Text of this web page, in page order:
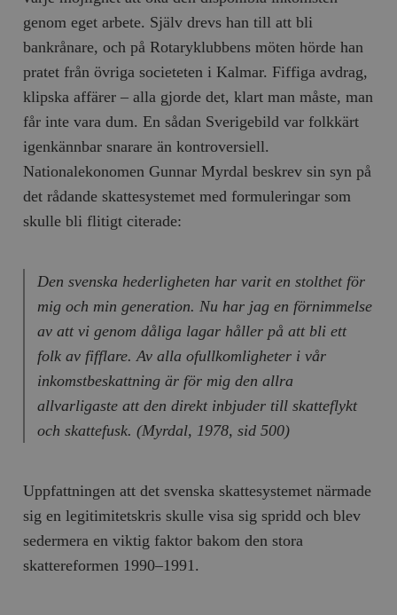
genom eget arbete. Själv drevs han till att bli
bankrånare, och på Rotaryklubbens möten hörde han
pratet från övriga societeten i Kalmar. Fiffiga avdrag,
klipska affärer – alla gjorde det, klart man måste, man
får inte vara dum. En sådan Sverigebild var folkkärt
igenkännbar snarare än kontroversiell.
Nationalekonomen Gunnar Myrdal beskrev sin syn på
det rådande skattesystemet med formuleringar som
skulle bli flitigt citerade:
Den svenska hederligheten har varit en stolthet för
mig och min generation. Nu har jag en förnimmelse
av att vi genom dåliga lagar håller på att bli ett
folk av fifflare. Av alla ofullkomligheter i vår
inkomstbeskattning är för mig den allra
allvarligaste att den direkt inbjuder till skatteflykt
och skattefusk. (Myrdal, 1978, sid 500)
Uppfattningen att det svenska skattesystemet närmade
sig en legitimitetskris skulle visa sig spridd och blev
sedermera en viktig faktor bakom den stora
skattereformen 1990–1991.